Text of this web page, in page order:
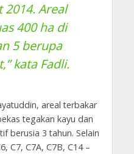
Areal
400 ha di
5 berupa
kata Fadli.
areal terbakar
tegakan kayu dan
berusia 3 tahun. Selain
C7, C7A, C7B, C14 –